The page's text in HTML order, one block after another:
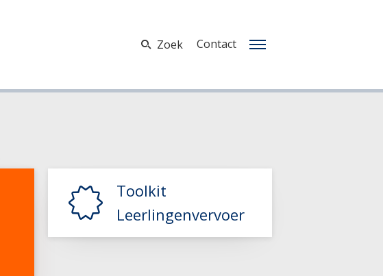
Zoek Contact
Toolkit
Leerlingenvervoer